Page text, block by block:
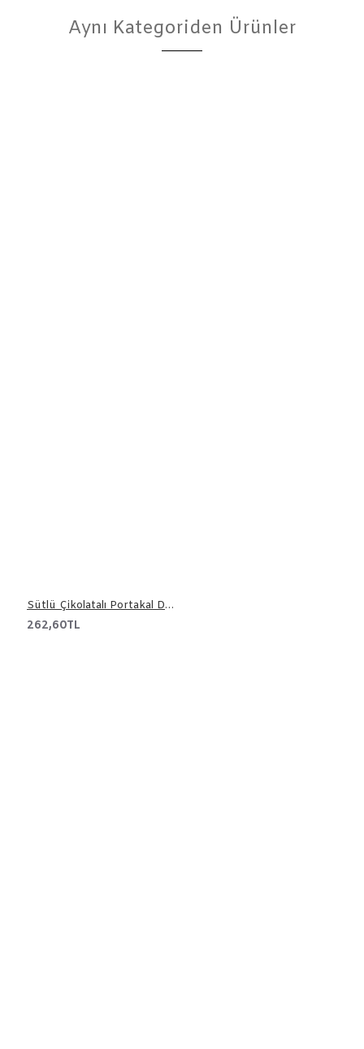
Aynı Kategoriden Ürünler
Sütlü Çikolatalı Portakal Draje 500 gr
262,60TL